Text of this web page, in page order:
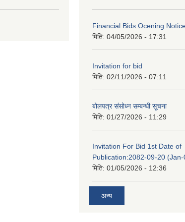
Financial Bids Ocening
मिति: 04/05/2026 - 17:31
Invitation for bid
मिति: 02/11/2026 - 07:11
बोलपत्र संसोध्न सम्बन्धी सूचना
मिति: 01/27/2026 - 11:29
Invitation For Bid 1st Date of
Publication:2082-09-20
मिति: 01/05/2026 - 12:36
अन्य